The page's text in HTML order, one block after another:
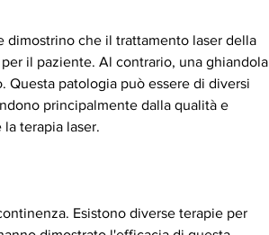
che il trattamento laser della
il paziente. Al contrario, una ghiandola
Questa patologia può essere di diversi
principalmente dalla qualità e
terapia laser.
Esistono diverse terapie per